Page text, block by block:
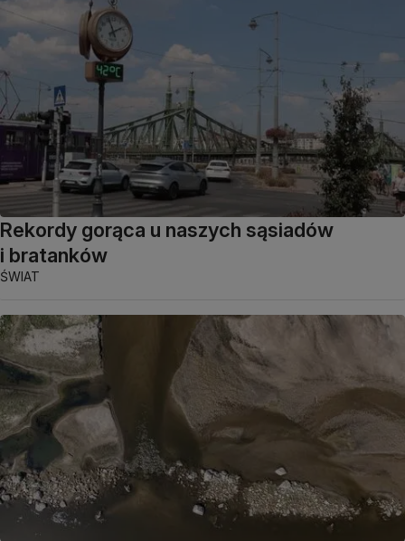
Rekordy gorąca u naszych sąsiadów
i bratanków
ŚWIAT